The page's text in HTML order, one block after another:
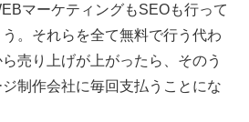
マーケティングもSEOも行って
。それらを全て無料で行う代わ
売り上げが上がったら、そのう
制作会社に毎回支払うことにな